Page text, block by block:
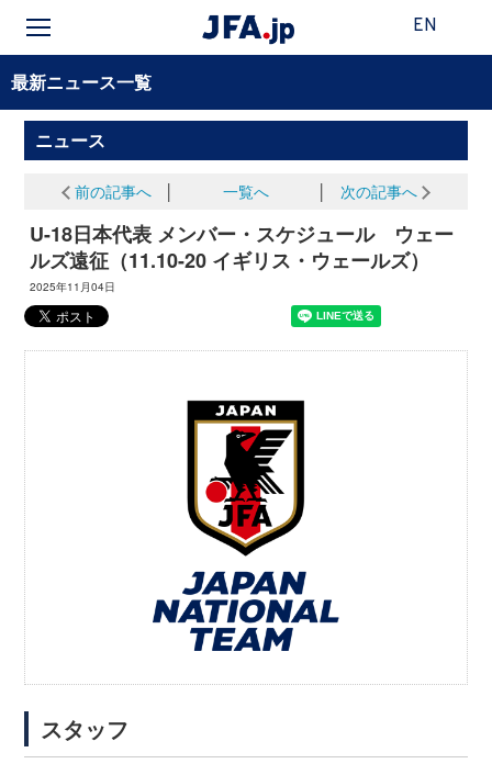
EN
最新ニュース一覧
ニュース
前の記事へ 一覧へ 次の記事へ
U-18日本代表 メンバー・スケジュール ウェー
ルズ遠征（11.10-20 イギリス・ウェールズ）
2025年11月04日
スタッフ